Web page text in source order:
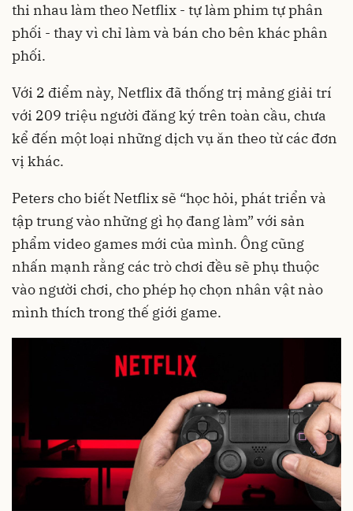
thi nhau làm theo Netflix - tự làm phim tự phân
phối - thay vì chỉ làm và bán cho bên khác phân
phối.
Với 2 điểm này, Netflix đã thống trị mảng giải trí
với 209 triệu người đăng ký trên toàn cầu, chưa
kể đến một loại những dịch vụ ăn theo từ các đơn
vị khác.
Peters cho biết Netflix sẽ “học hỏi, phát triển và
tập trung vào những gì họ đang làm” với sản
phẩm video games mới của mình. Ông cũng
nhấn mạnh rằng các trò chơi đều sẽ phụ thuộc
vào người chơi, cho phép họ chọn nhân vật nào
mình thích trong thế giới game.